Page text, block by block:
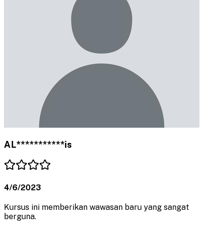
AL***********is
4/6/2023
Kursus ini memberikan wawasan baru yang sangat
berguna.